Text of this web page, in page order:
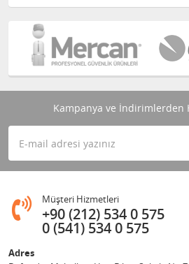
Kampanya ve İndirimlerden
Müşteri Hizmetleri
+90 (212) 534 0 575
0 (541) 534 0 575
Adres